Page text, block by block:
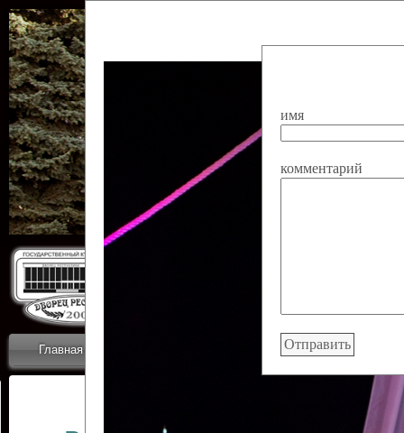
Главная Коллективы Новости
ОТЧЕТЫ ГКЦ
имя
комментарий